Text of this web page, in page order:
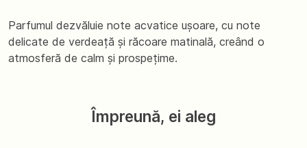
Parfumul dezvăluie note acvatice ușoare, cu note
delicate de verdeață și răcoare matinală, creând o
atmosferă de calm și prospețime.
Împreună, ei aleg